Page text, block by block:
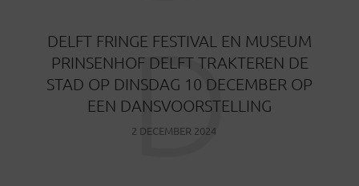
DELFT FRINGE FESTIVAL EN MUSEUM
PRINSENHOF DELFT TRAKTEREN DE
STAD OP DINSDAG 10 DECEMBER OP
EEN DANSVOORSTELLING
2 DECEMBER 2024
D